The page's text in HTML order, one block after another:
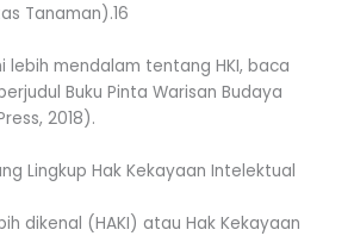
Tanaman).16
lebih mendalam tentang HKI, baca
Buku Pinta Warisan Budaya
2018).
Lingkup Hak Kekayaan Intelektual
dikenal (HAKI) atau Hak Kekayaan